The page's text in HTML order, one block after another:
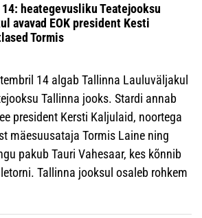
heategevusliku Teatejooksu
avavad EOK president Kesti
Tormis
14 algab Tallinna Lauluväljakul
Tallinna jooks. Stardi annab
president Kersti Kaljulaid, noortega
mäesuusataja Tormis Laine ning
pakub Tauri Vahesaar, kes kõnnib
Tallinna jooksul osaleb rohkem